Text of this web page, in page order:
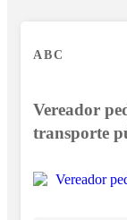
ABC
Vereador
transporte